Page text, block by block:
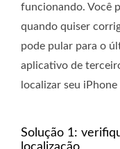
funcionando. Você
quando quiser
pode pular para o
aplicativo de
localizar seu
Solução 1: